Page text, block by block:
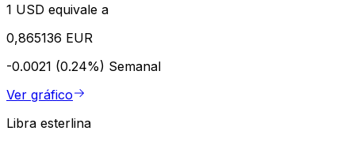
1 USD equivale a
0,865136 EUR
-0.0021 (0.24%) Semanal
Ver gráfico
Libra esterlina